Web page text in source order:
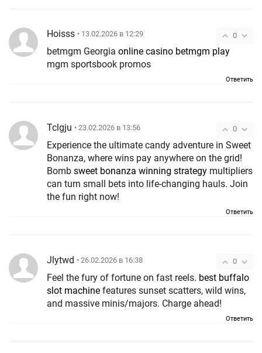
0
Hoisss • 13.02.2026 в 12:29
betmgm Georgia online casino betmgm play
mgm sportsbook promos
Ответить
0
Tclgju • 23.02.2026 в 13:56
Experience the ultimate candy adventure in Sweet
Bonanza, where wins pay anywhere on the grid!
Bomb sweet bonanza winning strategy multipliers
can turn small bets into life-changing hauls. Join
the fun right now!
Ответить
0
Jlytwd • 26.02.2026 в 16:38
Feel the fury of fortune on fast reels. best buffalo
slot machine features sunset scatters, wild wins,
and massive minis/majors. Charge ahead!
Ответить